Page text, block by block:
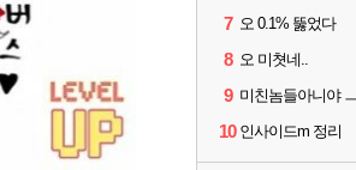
7 오 0.1% 뚫었다
8 오 미쳣네..
9 미친놈들아니야
10 인사이드m 정리